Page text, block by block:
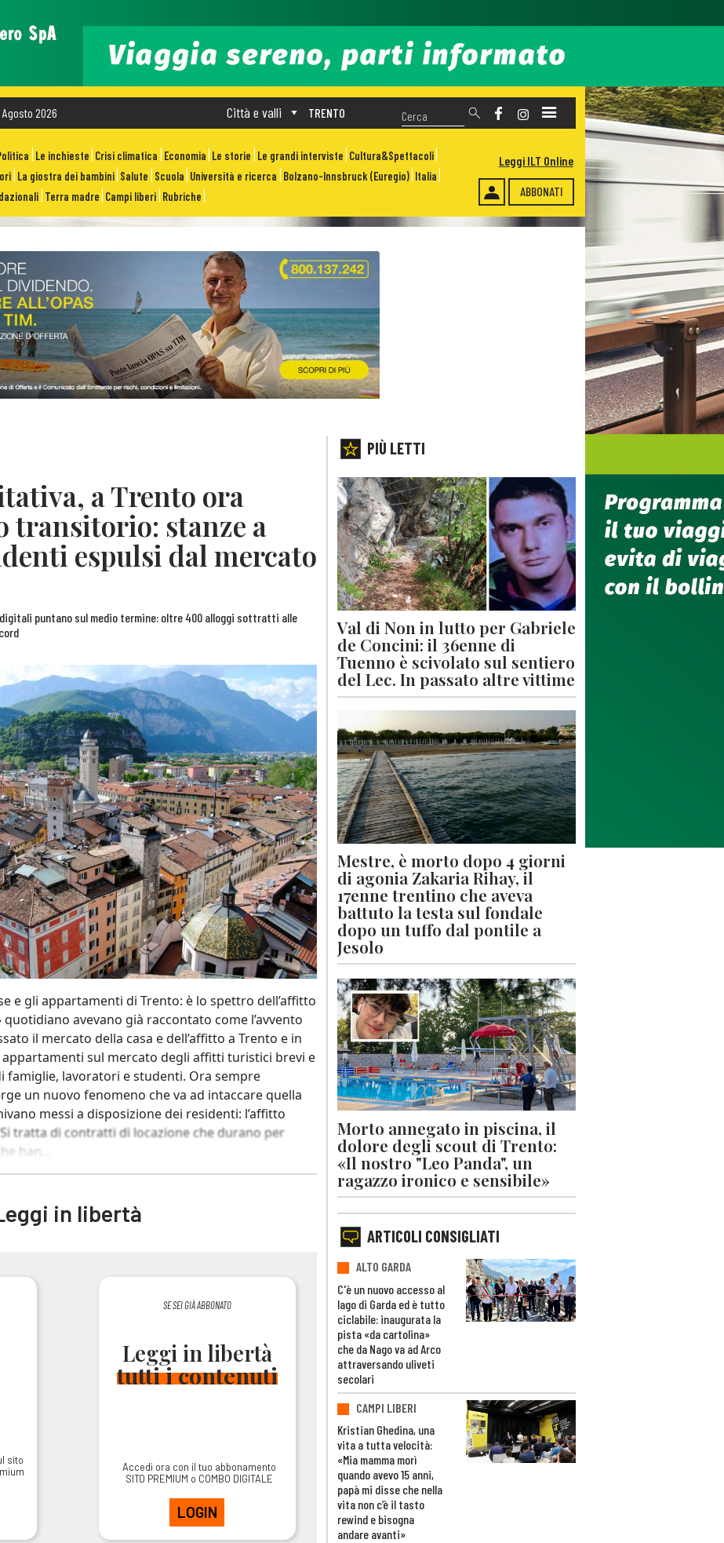
2026 TRENTO
Città e valli
Le inchieste Crisi climatica Economia Le storie Le grandi interviste Cultura&Spettacoli
La giostra dei bambini Salute Scuola Università e ricerca Bolzano-Innsbruck (Euregio) Italia
Terra madre Campi liberi Rubriche ABBONATI
Leggi ILT Online
a Trento ora
transitorio: stanze a
espulsi dal mercato
puntano sul medio termine: oltre 400 alloggi sottratti alle
e gli appartamenti di Trento: è lo spettro dell’affitto
avevano già raccontato come l’avvento
il mercato della casa e dell’affitto a Trento e in
sul mercato degli affitti turistici brevi e
famiglie, lavoratori e studenti. Ora sempre
un nuovo fenomeno che va ad intaccare quella
messi a disposizione dei residenti: l’affitto
tratta di contratti di locazione che durano per
han...
in libertà
sito
SE SEI GIÀ ABBONATO
Leggi in libertà
tutti i contenuti
Accedi ora con il tuo abbonamento
SITO PREMIUM o COMBO DIGITALE
LOGIN
PIÙ LETTI
Val di Non in lutto per Gabriele
de Concini: il 36enne di
Tuenno è scivolato sul sentiero
del Lec. In passato altre vittime
Mestre, è morto dopo 4 giorni
di agonia Zakaria Rihay, il
17enne trentino che aveva
battuto la testa sul fondale
dopo un tuffo dal pontile a
Jesolo
Morto annegato in piscina, il
dolore degli scout di Trento:
«Il nostro "Leo Panda", un
ragazzo ironico e sensibile»
ARTICOLI CONSIGLIATI
ALTO GARDA
C'è un nuovo accesso al
lago di Garda ed è tutto
ciclabile: inaugurata la
pista «da cartolina»
che da Nago va ad Arco
attraversando uliveti
secolari
CAMPI LIBERI
Kristian Ghedina, una
vita a tutta velocità:
«Mia mamma morì
quando avevo 15 anni,
papà mi disse che nella
vita non c’è il tasto
rewind e bisogna
andare avanti»